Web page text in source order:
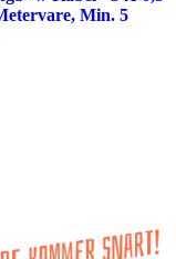
Min. 5